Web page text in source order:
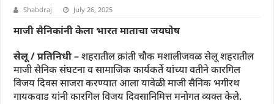
Shabdraj July 26, 2025
माजी सैनिकांनी केला भारत माताचा जयघोष
सेलू / प्रतिनिधी –शहरातील क्रांती चौक मशालीजवळ सेलू शहरातील
माजी सैनिक संघटना व सामाजिक कार्यकर्ते यांच्या वतीने कारगिल
विजय दिवस साजरा करण्यात आला यावेळी माजी सैनिक भगीरथ
गायकवाड यांनी कारगिल विजय दिवसानिमित्त मनोगत व्यक्त केले.